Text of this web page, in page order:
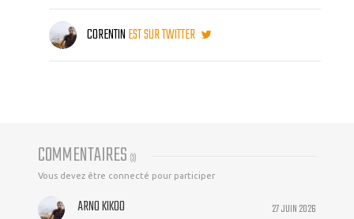
CORENTINEST SUR TWITTER
COMMENTAIRES (3)
Vous devez être connecté pour participer
27 JUIN 2026
ARNO KIKOO